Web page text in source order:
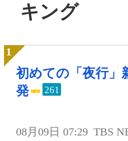
キング
初めての「夜行」
発
261
08月09日 07:29 TBS